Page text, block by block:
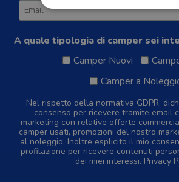
A quale tipologia di camper sei
Camper Nuovi
Camper a
Nel rispetto della normativa GDPR,
consenso per ricevere tramite email
marketing con relative offerte
camper usati, promozioni del nostro
al noleggio. Inoltre esplicito il mio
profilazione per ricevere contenuti
dei miei interessi. Privacy